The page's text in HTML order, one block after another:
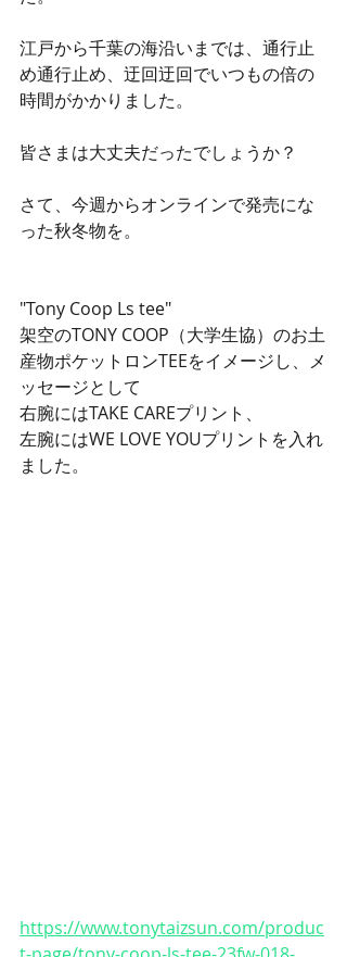
江戸から千葉の海沿いまでは、通行止
め通行止め、迂回迂回でいつもの倍の
時間がかかりました。
皆さまは大丈夫だったでしょうか？
さて、今週からオンラインで発売にな
った秋冬物を。
"Tony Coop Ls tee"
架空のTONY COOP（大学生協）のお土
産物ポケットロンTEEをイメージし、メ
ッセージとして
右腕にはTAKE CAREプリント、
左腕にはWE LOVE YOUプリントを入れ
ました。
https://www.tonytaizsun.com/produc